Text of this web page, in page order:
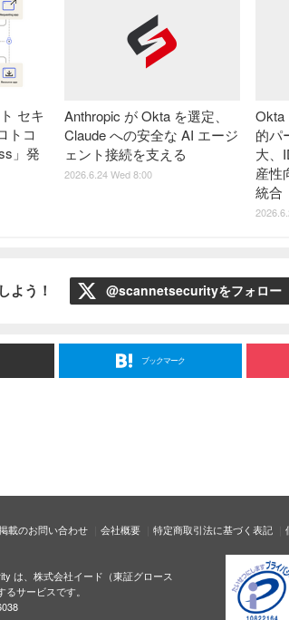
セキ
トコ
」発
Anthropic が Okta を選定、
Claude への安全な AI エージ
ェント接続を支える
2026.6.24 Wed 8:00
Okta
的パ
大、
産性
統合
よう！ @scannetsecurityをフォロー
ブックマーク
載のお問い合わせ 会社概要 特定商取引法に基づく表記
は、株式会社イード（東証グロース
サービスです。